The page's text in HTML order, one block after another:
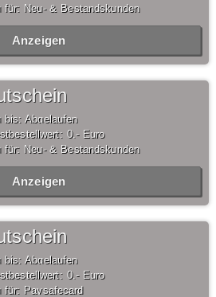
für: Neu- & Bestandskunden
Anzeigen
bis: Abgelaufen
0,- Euro
für: Neu- & Bestandskunden
Anzeigen
bis: Abgelaufen
0,- Euro
für: Paysafecard